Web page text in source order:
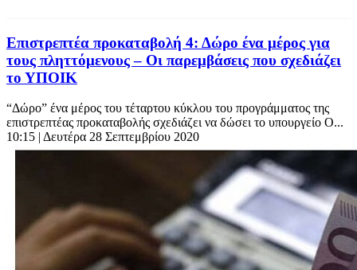
Επιστρεπτέα προκαταβολή 4: Δώρο ένα μέρος για
τους πληττόμενους – Οι παρεμβάσεις που σχεδιάζει
το ΥΠΟΙΚ
“Δώρο” ένα μέρος του τέταρτου κύκλου τoυ προγράμματος της
επιστρεπτέας προκαταβολής σχεδιάζει να δώσει το υπουργείο Ο...
10:15 | Δευτέρα 28 Σεπτεμβρίου 2020